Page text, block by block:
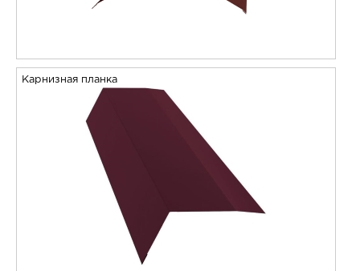
Карнизная планка